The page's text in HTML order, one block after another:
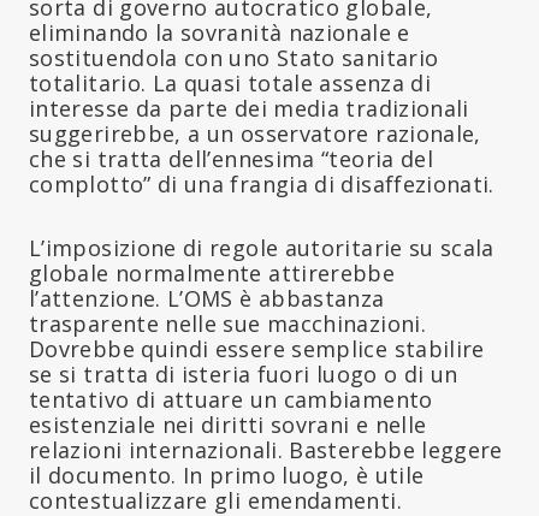
sorta di governo autocratico globale,
eliminando la sovranità nazionale e
sostituendola con uno Stato sanitario
totalitario. La quasi totale assenza di
interesse da parte dei media tradizionali
suggerirebbe, a un osservatore razionale,
che si tratta dell’ennesima “teoria del
complotto” di una frangia di disaffezionati.
L’imposizione di regole autoritarie su scala
globale normalmente attirerebbe
l’attenzione. L’OMS è abbastanza
trasparente nelle sue macchinazioni.
Dovrebbe quindi essere semplice stabilire
se si tratta di isteria fuori luogo o di un
tentativo di attuare un cambiamento
esistenziale nei diritti sovrani e nelle
relazioni internazionali. Basterebbe leggere
il documento. In primo luogo, è utile
contestualizzare gli emendamenti.